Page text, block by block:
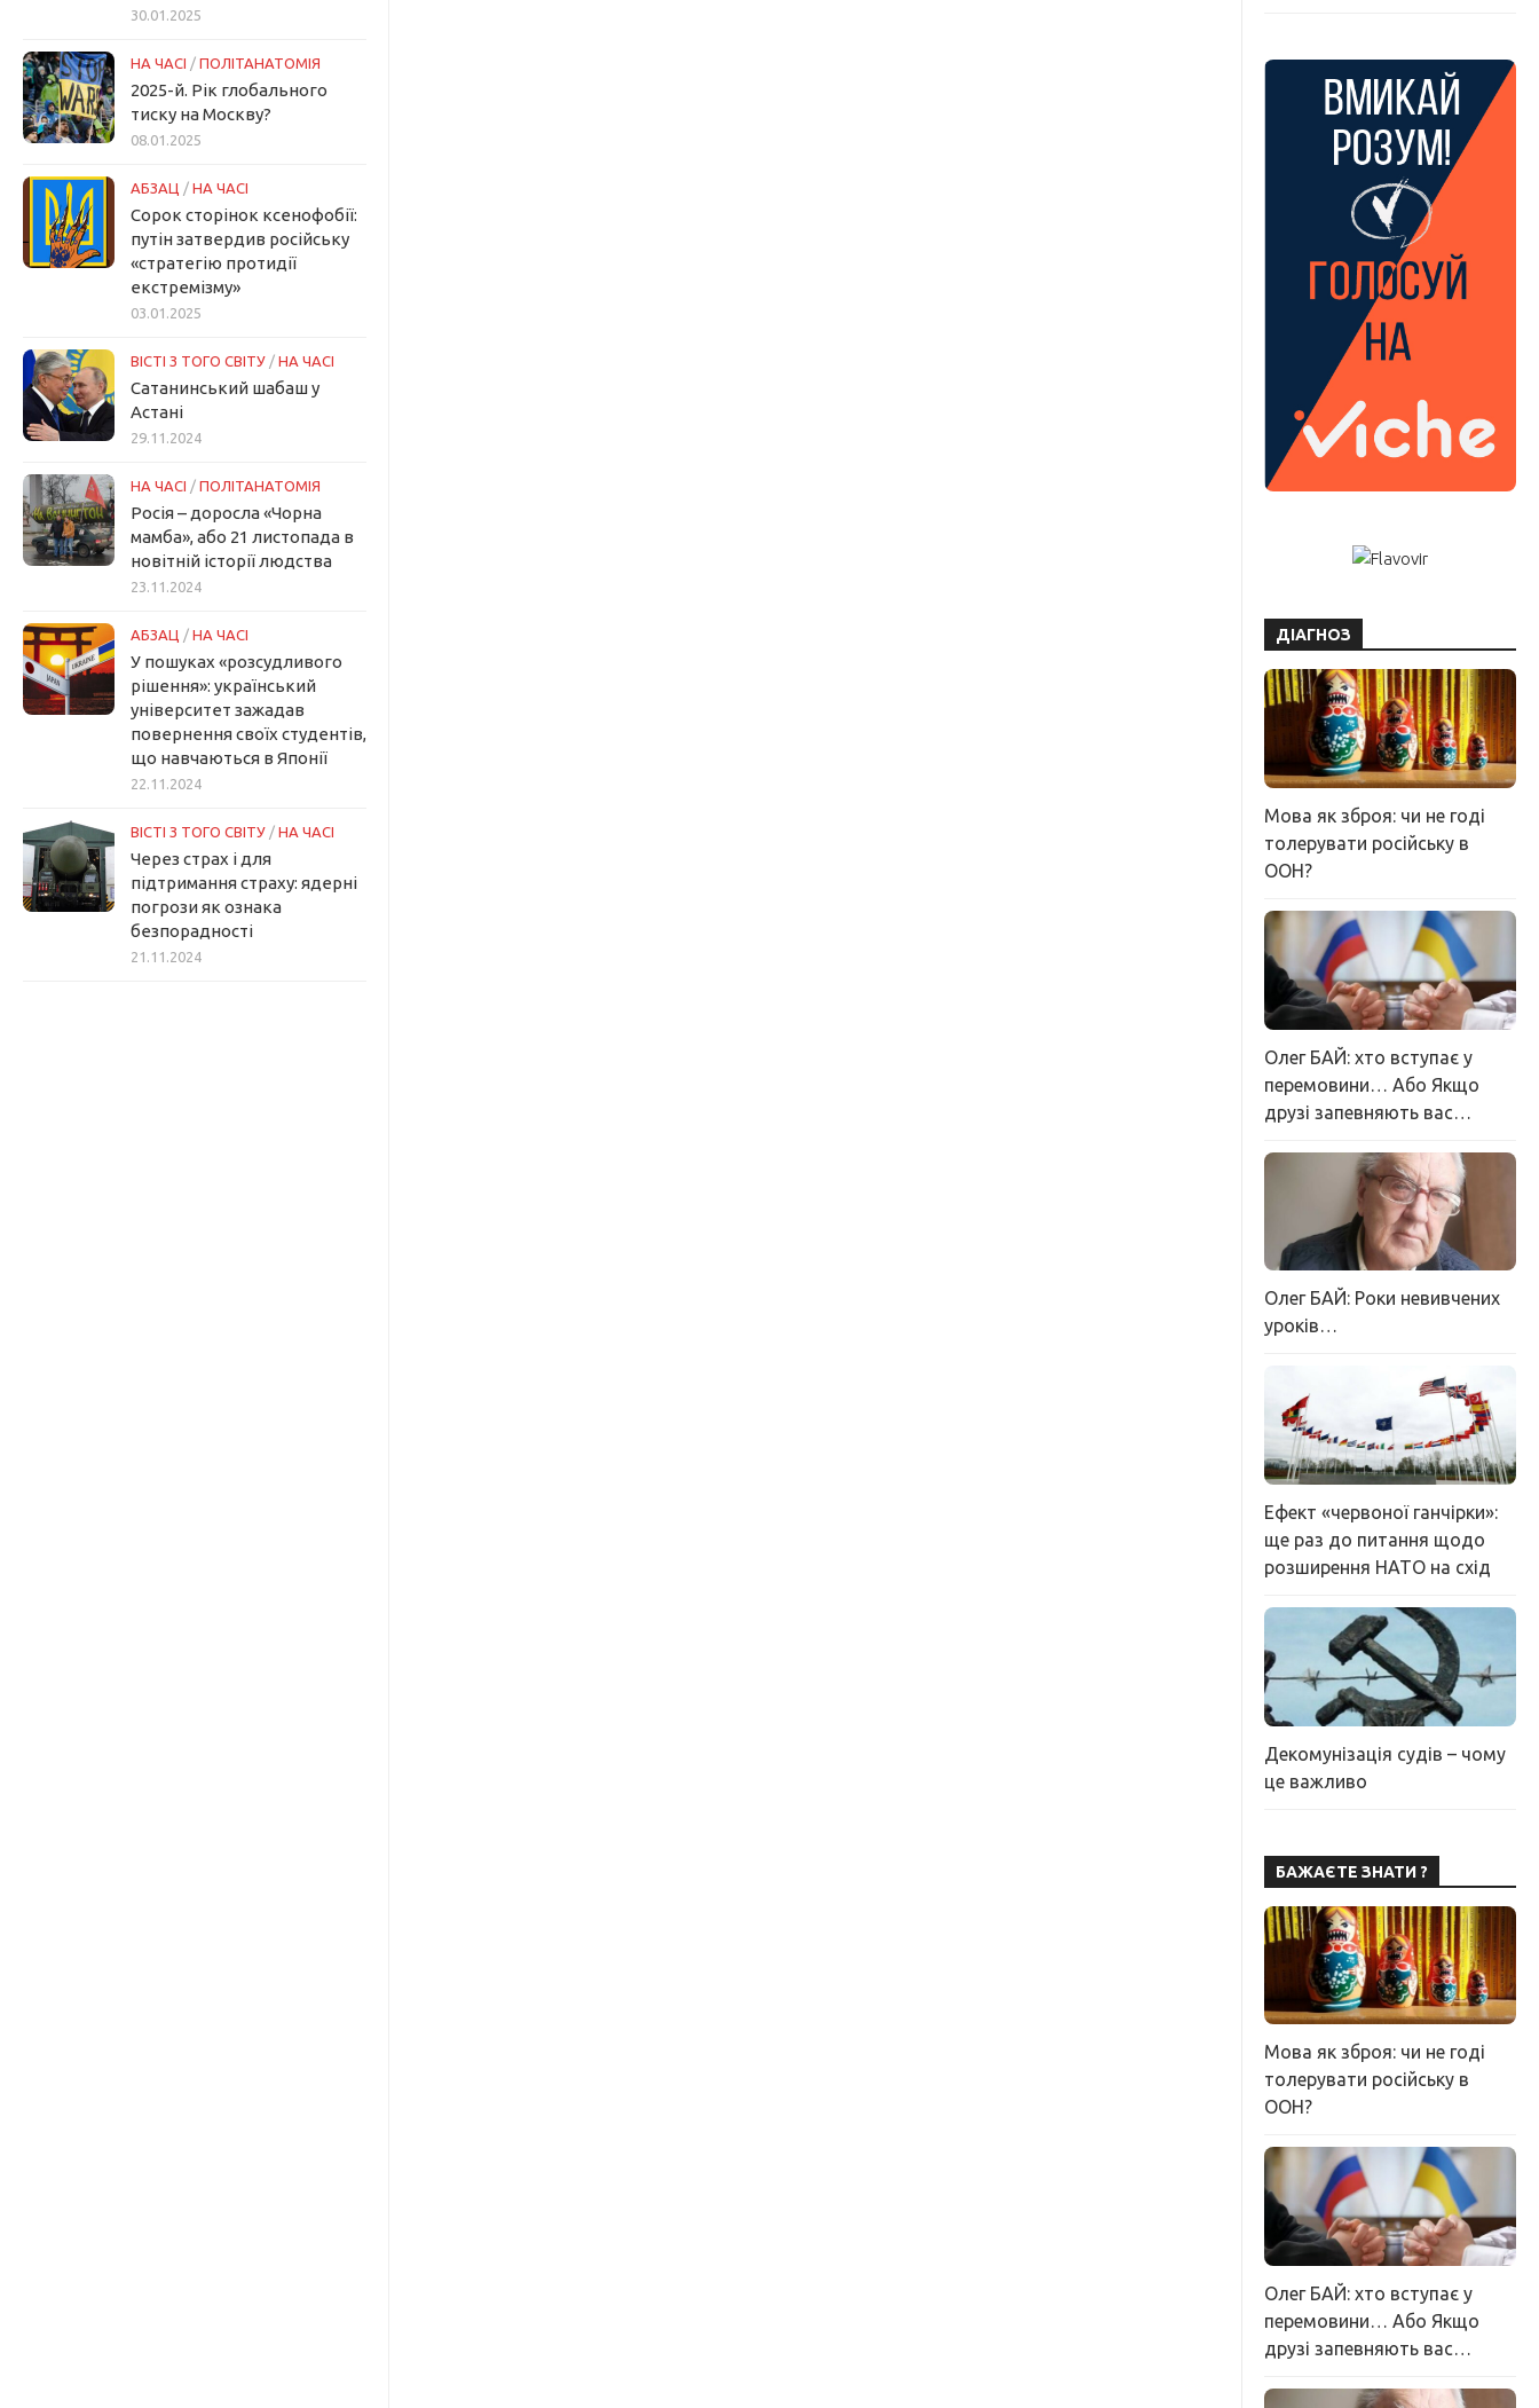
30.01.2025
НА ЧАСІ / ПОЛІТАНАТОМІЯ
2025-й. Рік глобального
тиску на Москву?
08.01.2025
АБЗАЦ / НА ЧАСІ
Сорок сторінок ксенофобії:
путін затвердив російську
«стратегію протидії
екстремізму»
03.01.2025
ВІСТІ З ТОГО СВІТУ / НА ЧАСІ
Сатанинський шабаш у
Астані
29.11.2024
НА ЧАСІ / ПОЛІТАНАТОМІЯ
Росія – доросла «Чорна
мамба», або 21 листопада в
новітній історії людства
23.11.2024
АБЗАЦ / НА ЧАСІ
У пошуках «розсудливого
рішення»: український
університет зажадав
повернення своїх студентів,
що навчаються в Японії
22.11.2024
ВІСТІ З ТОГО СВІТУ / НА ЧАСІ
Через страх і для
підтримання страху: ядерні
погрози як ознака
безпорадності
21.11.2024
ДІАГНОЗ
Мова як зброя: чи не годі
толерувати російську в
ООН?
Олег БАЙ: хто вступає у
перемовини… Або Якщо
друзі запевняють вас…
Олег БАЙ: Роки невивчених
уроків…
Ефект «червоної ганчірки»:
ще раз до питання щодо
розширення НАТО на схід
Декомунізація судів – чому
це важливо
БАЖАЄТЕ ЗНАТИ ?
Мова як зброя: чи не годі
толерувати російську в
ООН?
Олег БАЙ: хто вступає у
перемовини… Або Якщо
друзі запевняють вас…